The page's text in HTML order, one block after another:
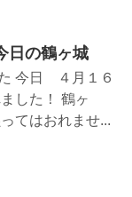
日の鶴ヶ城
今日 ４月１６
した！ 鶴ヶ
てはおれませ...